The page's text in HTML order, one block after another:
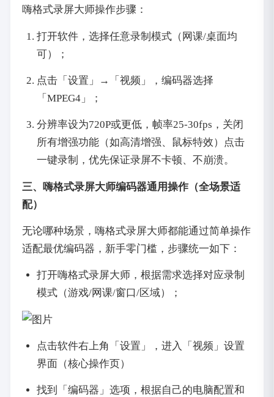
嗨格式录屏大师操作步骤：
打开软件，选择任意录制模式（网课/桌面均
可）；
点击「设置」→「视频」，编码器选择
「MPEG4」；
分辨率设为720P或更低，帧率25-30fps，关闭
所有增强功能（如高清增强、鼠标特效）点击
一键录制，优先保证录屏不卡顿、不崩溃。
三、嗨格式录屏大师编码器通用操作（全场景适
配）
无论哪种场景，嗨格式录屏大师都能通过简单操作
适配最优编码器，新手零门槛，步骤统一如下：
打开嗨格式录屏大师，根据需求选择对应录制
模式（游戏/网课/窗口/区域）；
点击软件右上角「设置」，进入「视频」设置
界面（核心操作页）
找到「编码器」选项，根据自己的电脑配置和